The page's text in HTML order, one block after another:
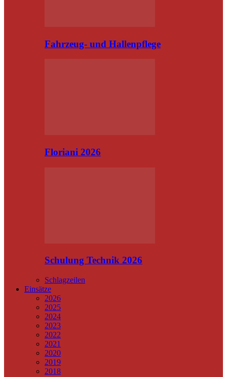
Fahrzeug- und Hallenpflege
Floriani 2026
Schulung Technik 2026
Schlagzeilen
Einsätze
2026
2025
2024
2023
2022
2021
2020
2019
2018